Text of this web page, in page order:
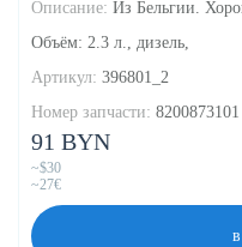
Описание: Из Бельгии.
Объём: 2.3 л., дизель,
Артикул: 396801_2
Номер запчасти: 8200873101
91 BYN
~$30
~27€